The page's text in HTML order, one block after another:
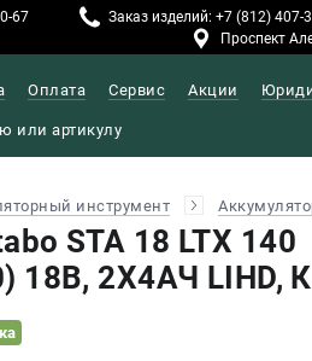
67 Заказ изделий: +7 (812) 407-
Проспект
Оплата Сервис Акции
инструмент
STA 18 LTX 140
18В, 2X4АЧ LIHD,